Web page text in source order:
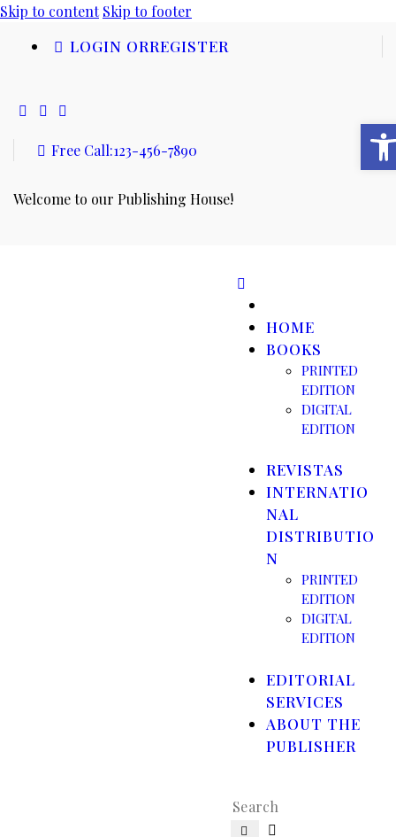
Skip to content Skip to footer
Welcome to our Publishing House!
LOGIN ORREGISTER
Free Call:123-456-7890
HOME
BOOKS
PRINTED
EDITION
DIGITAL
EDITION
REVISTAS
INTERNATIO
NAL
DISTRIBUTIO
N
PRINTED
EDITION
DIGITAL
EDITION
EDITORIAL
SERVICES
ABOUT THE
PUBLISHER
Open toolbar